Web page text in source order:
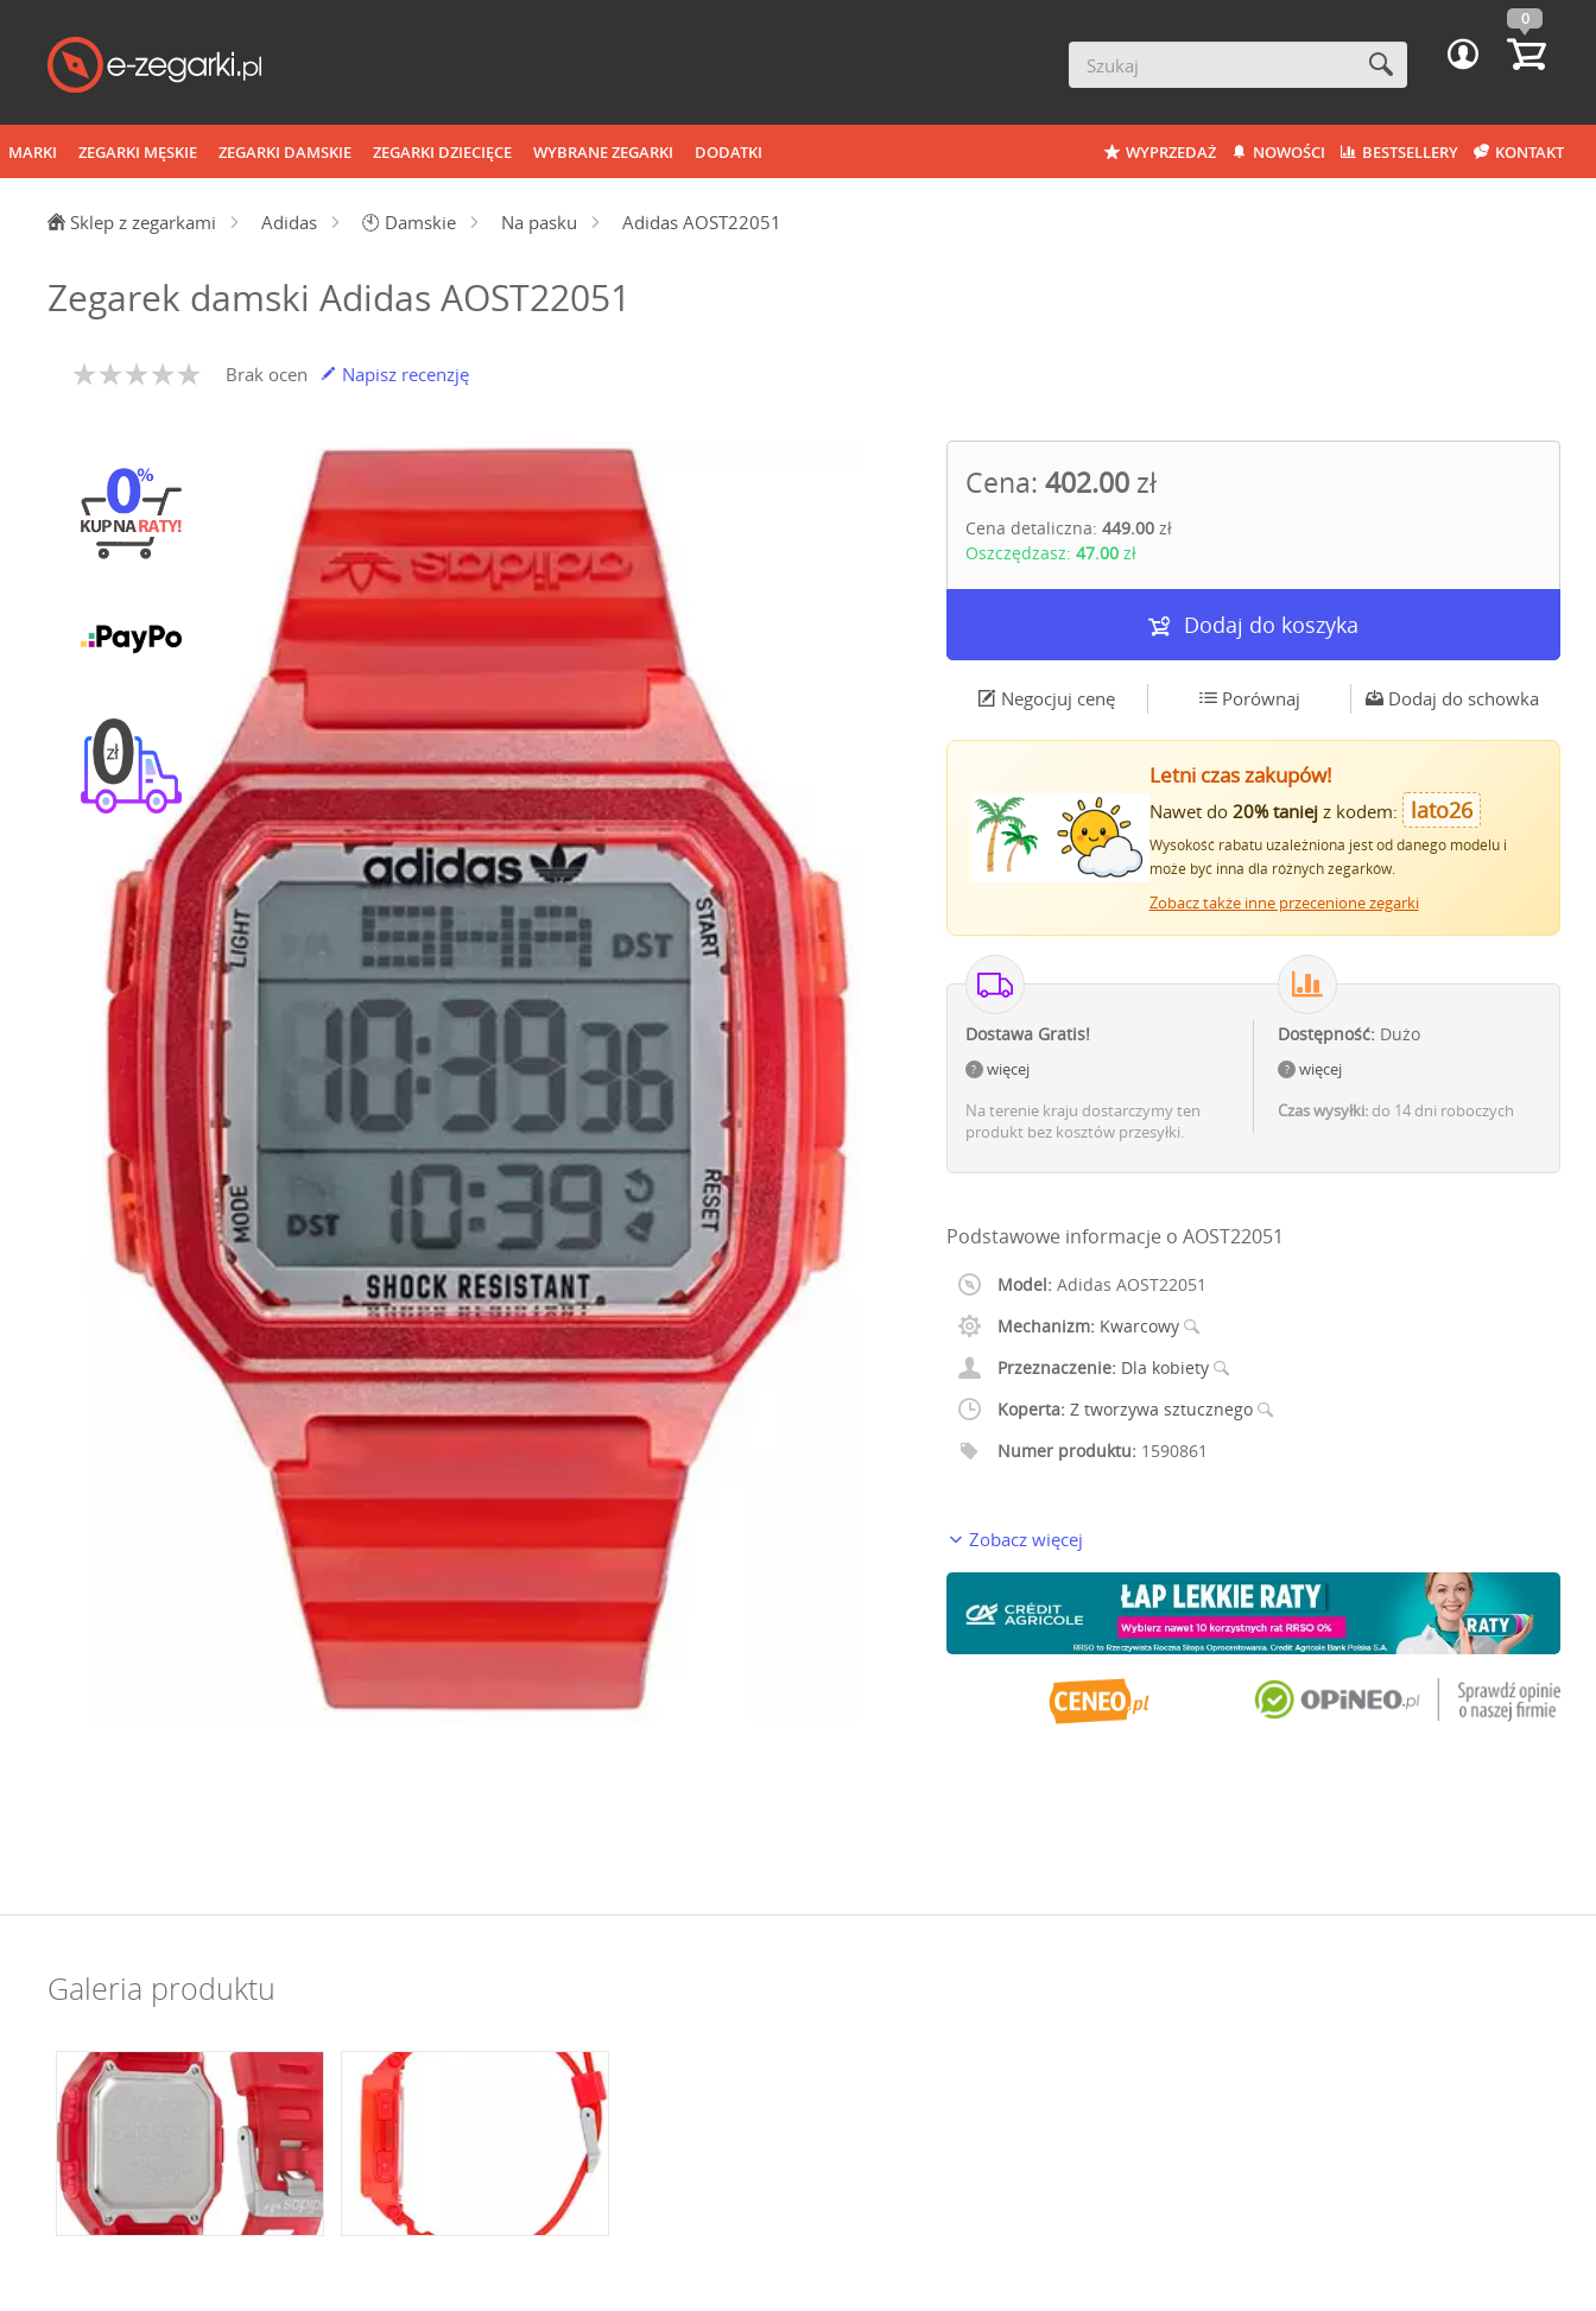
0
MARKI ZEGARKI MĘSKIE ZEGARKI DAMSKIE ZEGARKI DZIECIĘCE WYBRANE ZEGARKI DODATKI WYPRZEDAŻ NOWOŚCI BESTSELLERY KONTAKT
Sklep z zegarkami Adidas 🕙 Damskie Na pasku Adidas AOST22051
Zegarek damski Adidas AOST22051
Brak ocen Napisz recenzję
Cena: 402.00 zł
Cena detaliczna: 449.00zł
Oszczędzasz: 47.00zł
Dodaj do koszyka
Negocjuj cenę Porównaj Dodaj do schowka
Letni czas zakupów!
Nawet do 20% taniejz kodem: lato26
Wysokość rabatu uzależniona jest od danego modelu i
może być inna dla różnych zegarków.
Zobacz także inne przecenione zegarki
Dostawa Gratis!
więcej
Na terenie kraju dostarczymy ten
produkt bez kosztów przesyłki.
Dostępność: Dużo
więcej
Czas wysyłki: do 14 dni roboczych
Podstawowe informacje o AOST22051
Model: Adidas AOST22051
Mechanizm: Kwarcowy
Przeznaczenie: Dla kobiety
Koperta: Z tworzywa sztucznego
Numer produktu: 1590861
Zobacz więcej
Galeria produktu